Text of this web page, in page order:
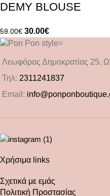
DEMY BLOUSE
59.00€ 30.00€
Λεωφόρος Δημοκρατίας 25,
Τηλ: 2311241837
Email:
Χρήσιμα links
Σχετικά με εμάς
Πολιτική Προστασίας